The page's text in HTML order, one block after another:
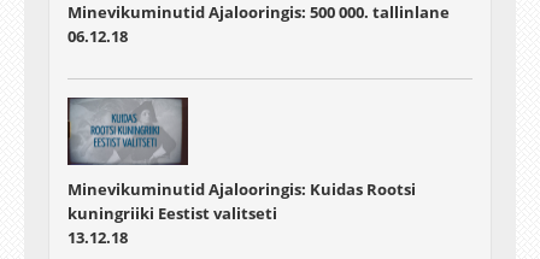
Minevikuminutid Ajalooringis: 500 000. tallinlane
06.12.18
Minevikuminutid Ajalooringis: Kuidas Rootsi
kuningriiki Eestist valitseti
13.12.18